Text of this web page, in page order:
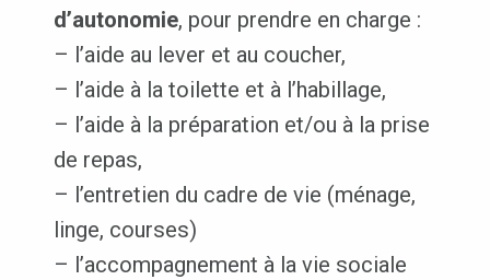
d’autonomie, pour prendre en charge :
– l’aide au lever et au coucher,
– l’aide à la toilette et à l’habillage,
– l’aide à la préparation et/ou à la prise
de repas,
– l’entretien du cadre de vie (ménage,
linge, courses)
– l’accompagnement à la vie sociale